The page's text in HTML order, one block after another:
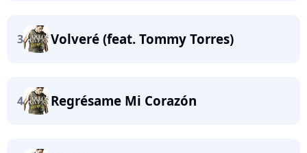
3 Volveré (feat. Tommy Torres)
4 Regrésame Mi Corazón